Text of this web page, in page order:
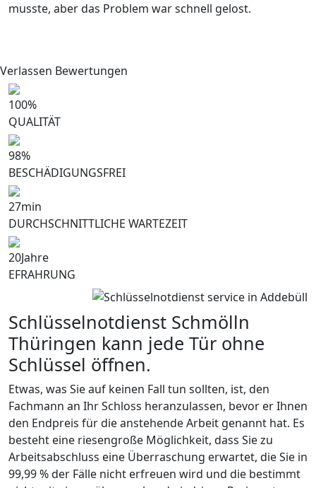
musste, aber das Problem war schnell gelost.
Verlassen Bewertungen
100%
QUALITÄT
98%
BESCHÄDIGUNGSFREI
27min
DURCHSCHNITTLICHE WARTEZEIT
20Jahre
EFRAHRUNG
Schlüsselnotdienst Schmölln
Thüringen kann jede Tür ohne
Schlüssel öffnen.
Etwas, was Sie auf keinen Fall tun sollten, ist, den
Fachmann an Ihr Schloss heranzulassen, bevor er Ihnen
den Endpreis für die anstehende Arbeit genannt hat. Es
besteht eine riesengroße Möglichkeit, dass Sie zu
Arbeitsabschluss eine Überraschung erwartet, die Sie in
99,99 % der Fälle nicht erfreuen wird und die bestimmt